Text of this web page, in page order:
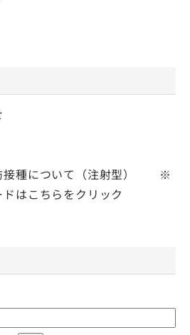
接種について（注射型） ※
はこちらをクリック